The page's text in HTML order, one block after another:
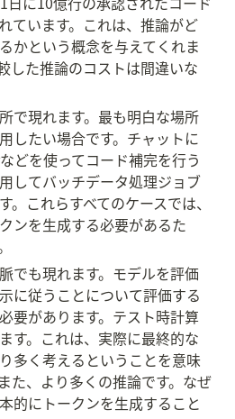
ています。これは、推論がど
かという概念を与えてくれま
した推論のコストは間違いな
で現れます。最も明白な場所
したい場合です。チャットに
どを使ってコード補完を行う
してバッチデータ処理ジョブ
。これらすべてのケースでは、
ンを生成する必要があるた
でも現れます。モデルを評価
に従うことについて評価する
要があります。テスト時計算
す。これは、実際に最終的な
多く考えるということを意味
た、より多くの推論です。なぜ
的にトークンを生成すること